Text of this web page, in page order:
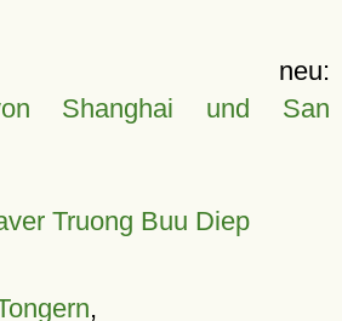
Shanghai und San
Truong Buu Diep
,